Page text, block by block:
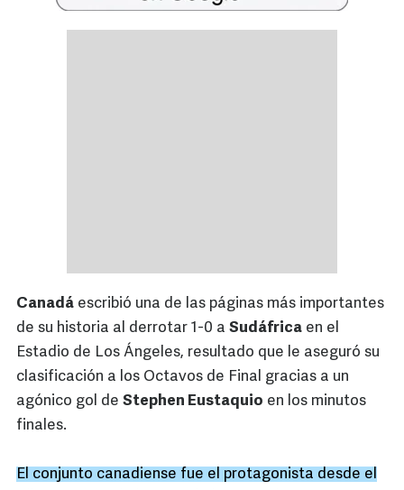
Canadá escribió una de las páginas más importantes
de su historia al derrotar 1-0 a Sudáfrica en el
Estadio de Los Ángeles, resultado que le aseguró su
clasificación a los Octavos de Final gracias a un
agónico gol de Stephen Eustaquio en los minutos
finales.
El conjunto canadiense fue el protagonista desde el